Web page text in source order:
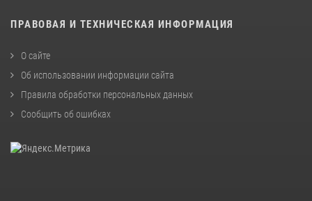
ПРАВОВАЯ И ТЕХНИЧЕСКАЯ ИНФОРМАЦИЯ
О сайте
Об использовании информации сайта
Правила обработки персональных данных
Сообщить об ошибках